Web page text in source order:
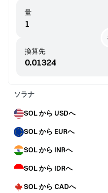
換算先
量
ソラナ
SOL から USDへ
SOL から EURへ
SOL から INRへ
SOL から IDRへ
SOL から CADへ